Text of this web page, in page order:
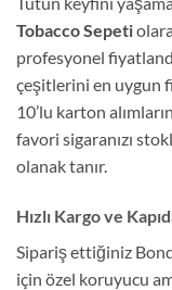
Tobacco Sepeti
profesyonel
çeşitlerini en uygun
10’lu karton
favori sigaranızı
olanak tanır.
Hızlı Kargo ve
Sipariş ettiğiniz
için özel koruyucu